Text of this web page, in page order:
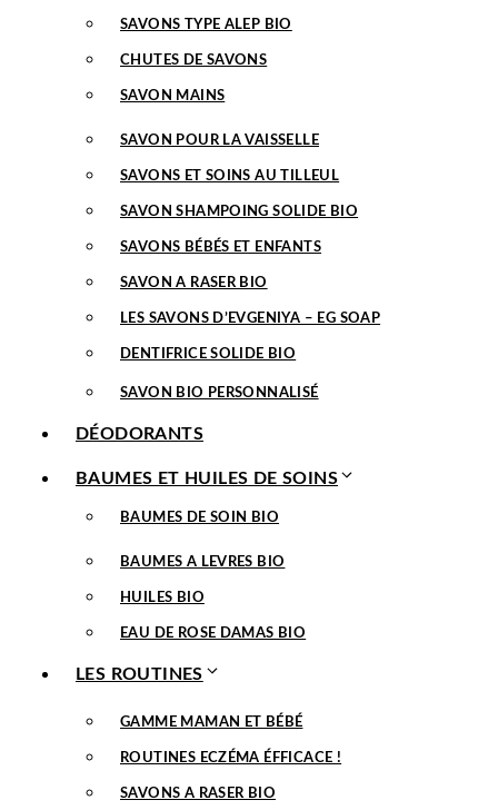
SAVONS TYPE ALEP BIO
CHUTES DE SAVONS
SAVON MAINS
SAVON POUR LA VAISSELLE
SAVONS ET SOINS AU TILLEUL
SAVON SHAMPOING SOLIDE BIO
SAVONS BÉBÉS ET ENFANTS
SAVON A RASER BIO
LES SAVONS D’EVGENIYA – EG SOAP
DENTIFRICE SOLIDE BIO
SAVON BIO PERSONNALISÉ
DÉODORANTS
BAUMES ET HUILES DE SOINS
BAUMES DE SOIN BIO
BAUMES A LEVRES BIO
HUILES BIO
EAU DE ROSE DAMAS BIO
LES ROUTINES
GAMME MAMAN ET BÉBÉ
ROUTINES ECZÉMA ÉFFICACE !
SAVONS A RASER BIO